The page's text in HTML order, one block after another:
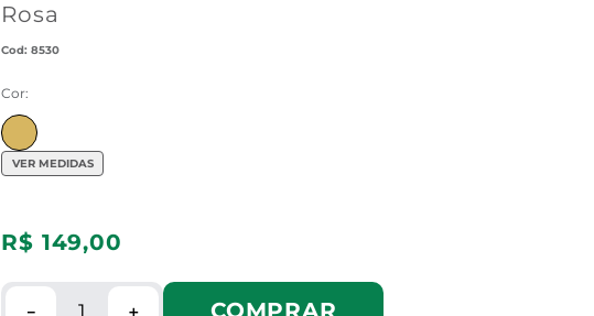
Rosa
:8530
Cor:
VER MEDIDAS
R$ 149,00
＋
－